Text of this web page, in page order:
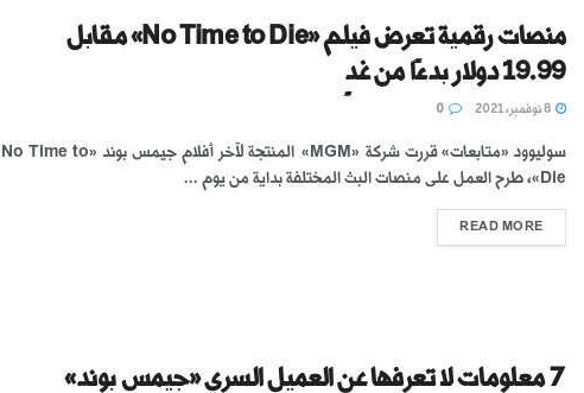
منصات رقمية تعرض فيلم «No Time to Die» مقابل
19.99 دولار بدءًا من غدٍ
سوليوود «متابعات» قررت شركة «MGM» المنتجة لآخر أفلام جيمس بوند «No Time to
Die»، طرح العمل على منصات البث المختلفة بداية من يوم ...
READ MORE
7 معلومات لا تعرفها عن العميل السري «جيمس بوند»